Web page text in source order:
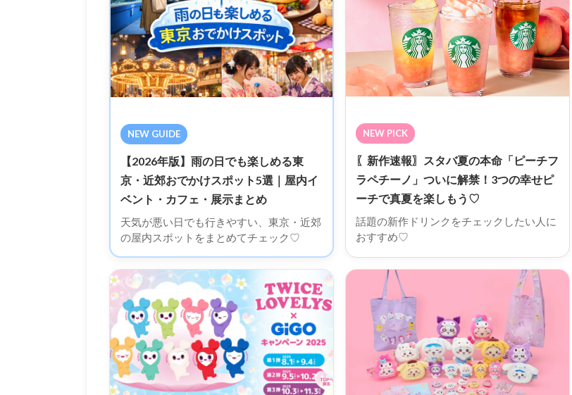
NEW GUIDE
【2026年版】雨の日でも楽しめる東
京・近郊おでかけスポット5選｜屋内イ
ベント・カフェ・展示まとめ
天気が悪い日でも行きやすい、東京・近郊
の屋内スポットをまとめてチェック♡
NEW PICK
〖新作速報〗スタバ夏の本命「ピーチフ
ラペチーノ」ついに解禁！3つの幸せピ
ーチで真夏を楽しもう♡
話題の新作ドリンクをチェックしたい人に
おすすめ♡